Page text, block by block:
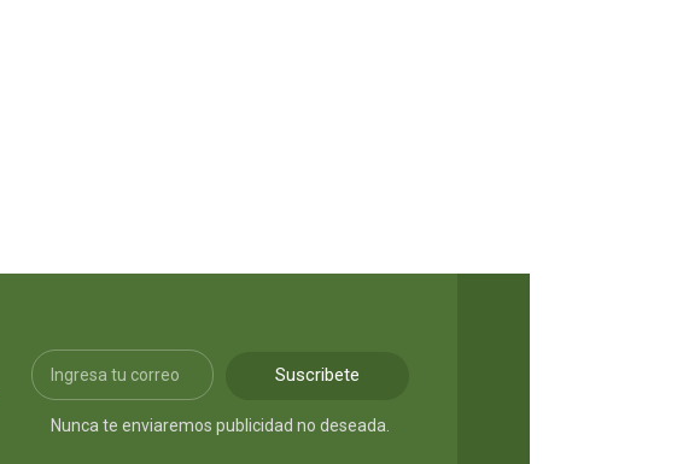
Suscribete
Nunca te enviaremos publicidad no deseada.